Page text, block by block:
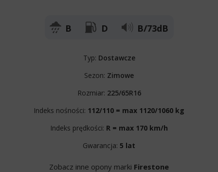
B D B/73dB
Typ: Dostawcze
Sezon: Zimowe
Rozmiar: 225/65R16
Indeks nośności: 112/110 = max 1120/1060 kg
Indeks prędkości: R = max 170 km/h
Gwarancja: 5 lat
Zobacz inne opony marki Firestone